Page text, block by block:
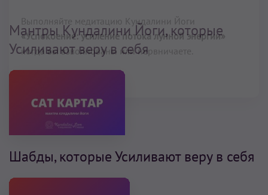
Мантры Кундалини Йоги, которые
Усиливают веру в себя
Шабды, которые Усиливают веру в себя